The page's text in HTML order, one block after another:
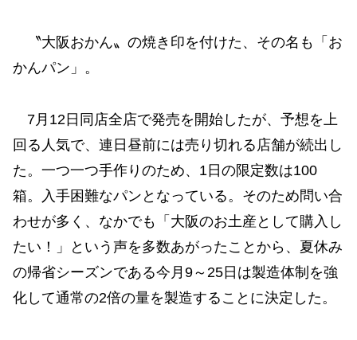
〝大阪おかん〟の焼き印を付けた、その名も「お
かんパン」。
7月12日同店全店で発売を開始したが、予想を上
回る人気で、連日昼前には売り切れる店舗が続出し
た。一つ一つ手作りのため、1日の限定数は100
箱。入手困難なパンとなっている。そのため問い合
わせが多く、なかでも「大阪のお土産として購入し
たい！」という声を多数あがったことから、夏休み
の帰省シーズンである今月9～25日は製造体制を強
化して通常の2倍の量を製造することに決定した。